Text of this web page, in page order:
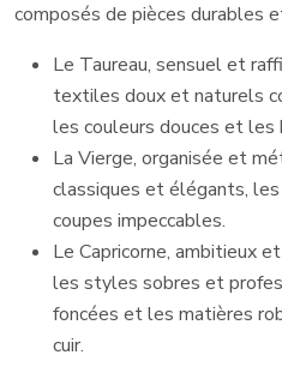
composés de pièces durables
Le Taureau, sensuel et
textiles doux et naturels
les couleurs douces et les
La Vierge, organisée et
classiques et élégants,
coupes impeccables.
Le Capricorne, ambitieux
les styles sobres et
foncées et les matières
cuir.